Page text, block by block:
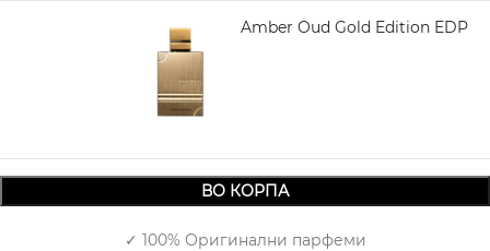
AL HARAMAIN Amber Oud Gold Edition EDP
200 ml
4.830,00
ВО КОРПА
✓ 100% Оригинални парфеми